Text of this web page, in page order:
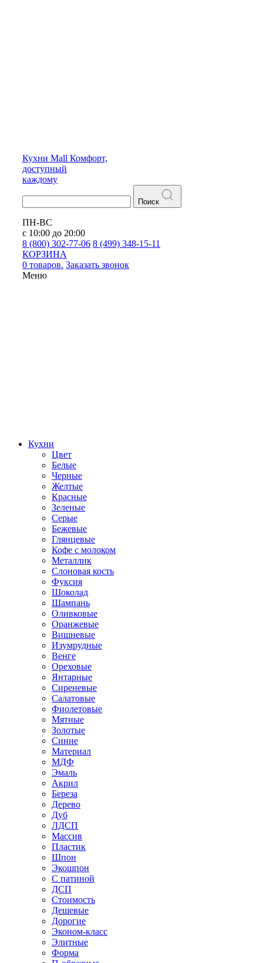
Кухни Mall Комфорт,
доступный
каждому
Поиск
ПН-ВС
с 10:00 до 20:00
8 (800) 302-77-06 8 (499) 348-15-11
КОРЗИНА
0 товаров. Заказать звонок
Меню
Кухни
Цвет
Белые
Черные
Желтые
Красные
Зеленые
Серые
Бежевые
Глянцевые
Кофе с молоком
Металлик
Слоновая кость
Фуксия
Шоколад
Шампань
Оливковые
Оранжевые
Вишневые
Изумрудные
Венге
Ореховые
Янтарные
Сиреневые
Салатовые
Фиолетовые
Мятные
Золотые
Синие
Материал
МДФ
Эмаль
Акрил
Береза
Дерево
Дуб
ЛДСП
Массив
Пластик
Шпон
Экошпон
С патиной
ДСП
Стоимость
Дешевые
Дорогие
Эконом-класс
Элитные
Форма